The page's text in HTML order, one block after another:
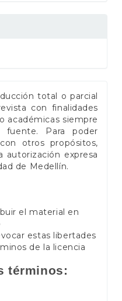
total o parcial
con finalidades
académicas siempre
Para poder
otros propósitos,
autorización expresa
de Medellín.
el material en
estas libertades
de la licencia
términos: